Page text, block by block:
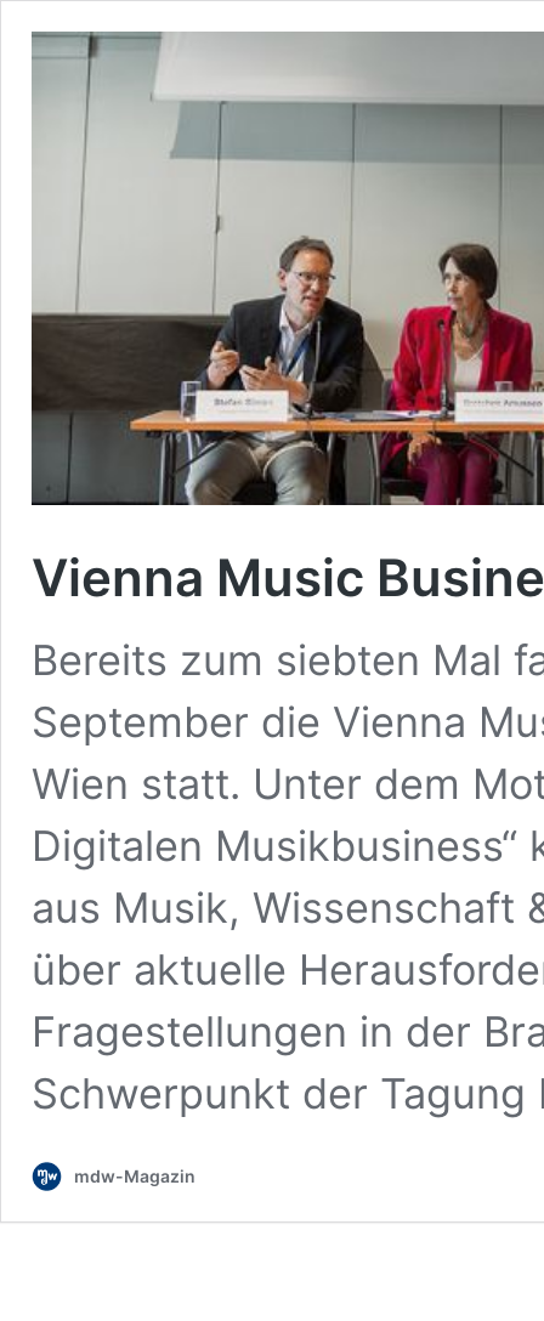
Vienna Music
Bereits zum siebten Mal
September die Vienna
Wien statt. Unter dem
Digitalen
aus Musik, Wissenschaft
über aktuelle
Fragestellungen in der
Schwerpunkt der
mdw-Magazin